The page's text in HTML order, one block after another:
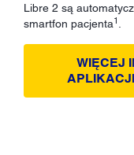
Libre 2 są
smartfon pacjenta1
WIĘCEJ